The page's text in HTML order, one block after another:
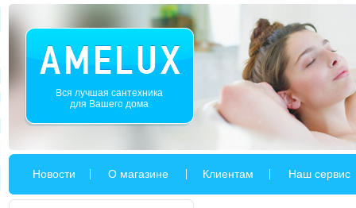
Вся лучшая сантехника
для Вашего дома
Новости О магазине Клиентам Наш сервис